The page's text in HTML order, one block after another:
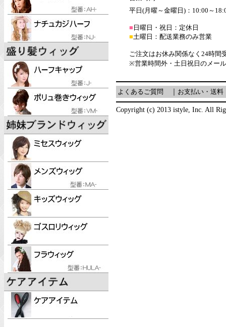
平日(月曜～金曜日)：10:00～
■ 日曜日・祝日：定休日
■土曜日：配送業務のみ営業
ご注文はお休み関係なく24時間
※営業時間外・土日祝日のメー
よくあるご質問 お支払い・送料
Copyright (c) 2013 istyle, Inc. All